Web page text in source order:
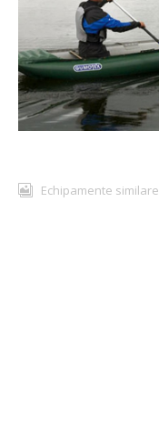
Echipamente similare